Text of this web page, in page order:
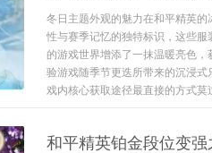
冬日主题外观的魅力在和平精英
性与赛季记忆的独特标识，这些
的游戏世界增添了一抹温暖亮色
验游戏随季节更迭所带来的沉浸
戏内核心获取途径最直接的方式
和平精英铂金段位变